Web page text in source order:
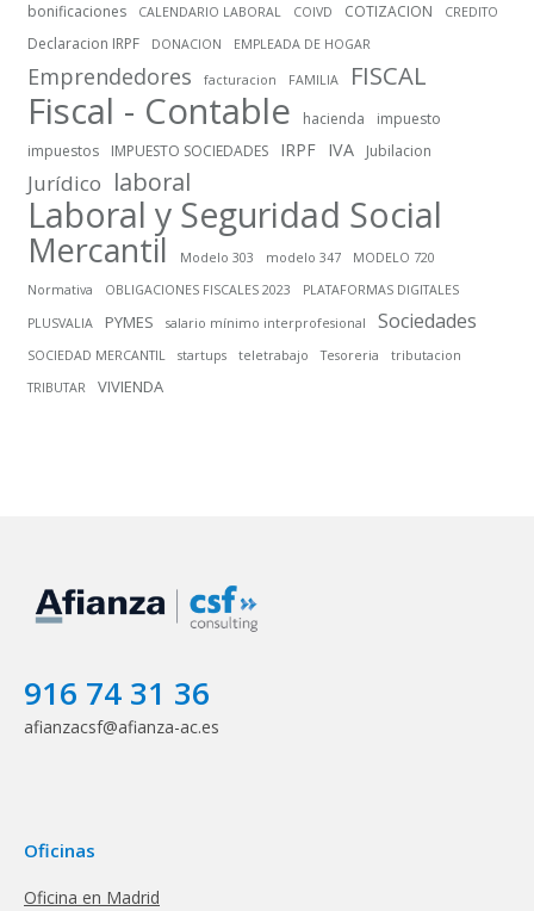
bonificaciones CALENDARIO LABORAL COIVD COTIZACION CREDITO
Declaracion IRPF DONACION EMPLEADA DE HOGAR
Emprendedores facturacion FAMILIA FISCAL
Fiscal - Contable hacienda
impuesto
impuestos
IMPUESTO SOCIEDADES IRPF IVA Jubilacion
Jurídico laboral
Laboral y Seguridad Social
Mercantil Modelo 303 modelo 347
MODELO 720
Normativa
OBLIGACIONES FISCALES 2023
PLATAFORMAS DIGITALES
PLUSVALIA
PYMES salario mínimo interprofesional Sociedades
SOCIEDAD MERCANTIL startups teletrabajo Tesoreria
tributacion
TRIBUTAR
VIVIENDA
916 74 31 36
afianzacsf@afianza-ac.es
Oficinas
Oficina en Madrid